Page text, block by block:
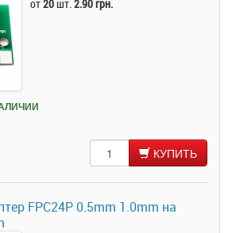
от20шт.2.90 грн.
КУПИТЬ
FPC24P 0.5mm 1.0mm на